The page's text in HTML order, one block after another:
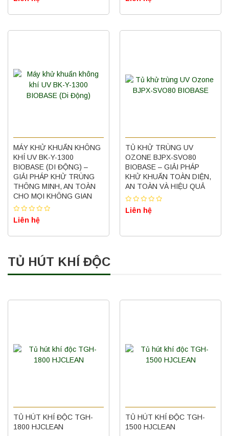
MÁY KHỬ KHUẨN KHÔNG
KHÍ UV BK-Y-1300
BIOBASE (DI ĐỘNG) –
GIẢI PHÁP KHỬ TRÙNG
THÔNG MINH, AN TOÀN
CHO MỌI KHÔNG GIAN
Liên hệ
TỦ KHỬ TRÙNG UV
OZONE BJPX-SVO80
BIOBASE – GIẢI PHÁP
KHỬ KHUẨN TOÀN DIỆN,
AN TOÀN VÀ HIỆU QUẢ
Liên hệ
TỦ HÚT KHÍ ĐỘC
TỦ HÚT KHÍ ĐỘC TGH-
1800 HJCLEAN
TỦ HÚT KHÍ ĐỘC TGH-
1500 HJCLEAN